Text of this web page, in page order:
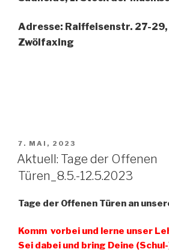
Adresse: Raiffeisenstr. 27-
Zwölfaxing
VERÖFFENTLICHT
AM
7. MAI, 2023
Aktuell: Tage der Offenen
Türen_8.5.-12.5.2023
Tage der Offenen Türen an
Komm vorbei und lerne unser
Sei dabei und bring Deine